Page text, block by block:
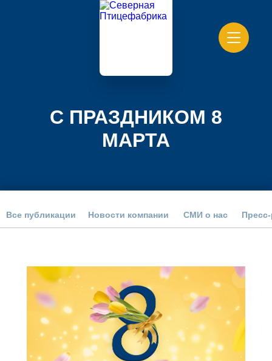
С ПРАЗДНИКОМ 8
МАРТА
Все публикации Новости компании СМИ о нас